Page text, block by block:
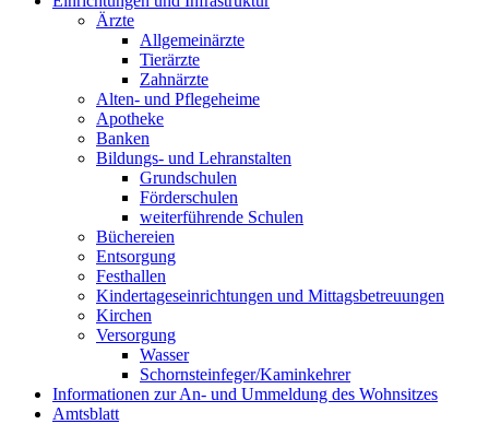
Ärzte
Allgemeinärzte
Tierärzte
Zahnärzte
Alten- und Pflegeheime
Apotheke
Banken
Bildungs- und Lehranstalten
Grundschulen
Förderschulen
weiterführende Schulen
Büchereien
Entsorgung
Festhallen
Kindertageseinrichtungen und Mittagsbetreuungen
Kirchen
Versorgung
Wasser
Schornsteinfeger/Kaminkehrer
Informationen zur An- und Ummeldung des Wohnsitzes
Amtsblatt